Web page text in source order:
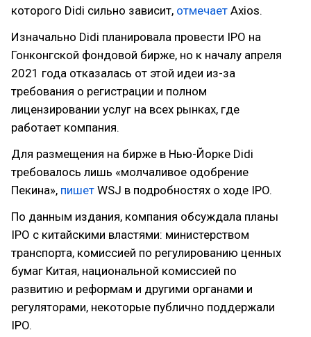
которого Didi сильно зависит, отмечает Axios.
Изначально Didi планировала провести IPO на
Гонконгской фондовой бирже, но к началу апреля
2021 года отказалась от этой идеи из-за
требования о регистрации и полном
лицензировании услуг на всех рынках, где
работает компания.
Для размещения на бирже в Нью-Йорке Didi
требовалось лишь «молчаливое одобрение
Пекина», пишет WSJ в подробностях о ходе IPO.
По данным издания, компания обсуждала планы
IPO с китайскими властями: министерством
транспорта, комиссией по регулированию ценных
бумаг Китая, национальной комиссией по
развитию и реформам и другими органами и
регуляторами, некоторые публично поддержали
IPO.